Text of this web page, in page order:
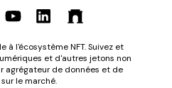
à l'écosystème NFT. Suivez et
et d'autres jetons non
agrégateur de données et de
le marché.